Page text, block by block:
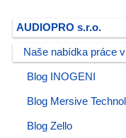
AUDIOPRO s.r.o.
Naše nabídka práce
Blog INOGENI
Blog Mersive
Blog Zello